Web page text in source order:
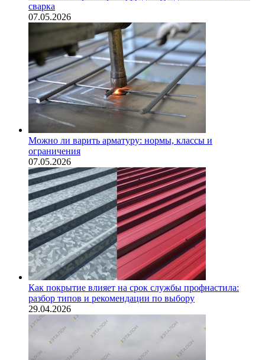
сварка
07.05.2026
Можно ли варить арматуру: нормы, классы и
ограничения
07.05.2026
Как покрытие влияет на срок службы профнастила:
разбор типов и рекомендации по выбору
29.04.2026